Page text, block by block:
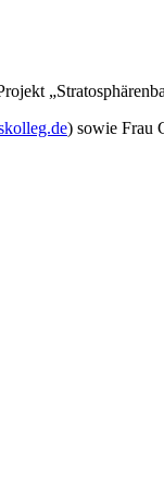
) sowie Frau